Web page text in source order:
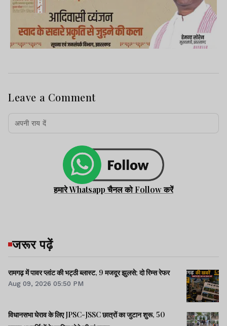
Leave a Comment
हमारे Whatsapp चैनल को Follow करें
जरूर पढ़ें
रामगढ़ में पावर प्लांट की भट्ठी ब्लास्ट, 9 मजदूर झुलसे; दो रिम्स रेफर
Aug 09, 2026 05:50 PM
विधानसभा घेराव के लिए JPSC-JSSC छात्रों का जुटान शुरू, 50